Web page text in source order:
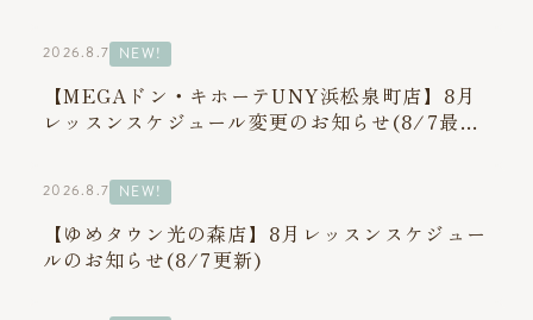
2026.8.7 NEW!
【MEGAドン・キホーテUNY浜松泉町店】8月
レッスンスケジュール変更のお知らせ(8/7最新
2026.8.7 NEW!
【ゆめタウン光の森店】8月レッスンスケジュー
ルのお知らせ(8/7更新)